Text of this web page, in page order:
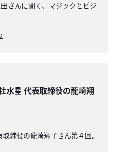
さんに聞く、マジックとビジ
水星 代表取締役の龍崎翔
締役の龍崎翔子さん第４回。